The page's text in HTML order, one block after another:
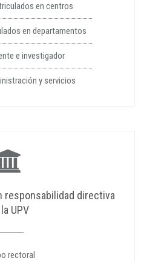
en centros
en departamentos
e investigador
y servicios
responsabilidad directiva
UPV
rectoral